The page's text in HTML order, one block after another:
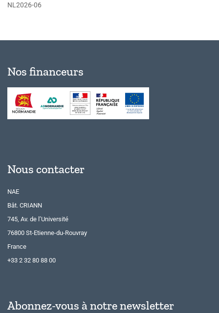
NL2026-06
Nos financeurs
Nous contacter
NAE
Bât. CRIANN
745, Av. de l’Université
76800 St-Etienne-du-Rouvray
France
+33 2 32 80 88 00
Abonnez-vous à notre newsletter